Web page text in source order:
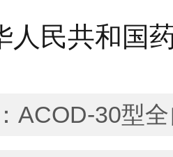
人民共和国
ACOD-30型